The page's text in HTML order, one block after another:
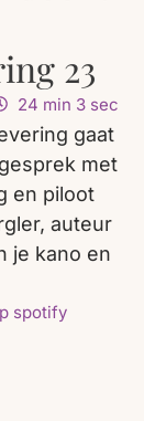
23
24 min 3 sec
gaat
met
en piloot
auteur
je kano en
spotify